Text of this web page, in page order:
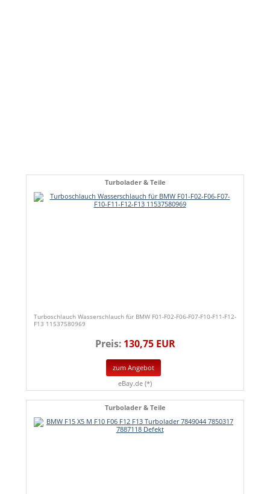
Turbolader & Teile
Turboschlauch Wasserschlauch für BMW F01-F02-F06-F07-F10-F11-F12-
F13 11537580969
Preis: 130,75 EUR
zum Angebot
eBay.de (*)
Turbolader & Teile